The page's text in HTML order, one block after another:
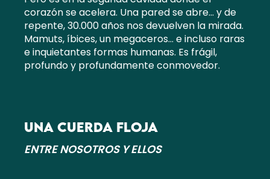
corazón se acelera. Una pared se abre… y de
repente, 30.000 años nos devuelven la mirada.
Mamuts, íbices, un megaceros… e incluso raras
e inquietantes formas humanas. Es frágil,
profundo y profundamente conmovedor.
UNA CUERDA FLOJA
ENTRE NOSOTROS Y ELLOS